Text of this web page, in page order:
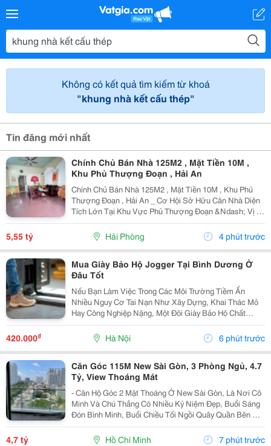
Không có kết quả tìm kiếm từ khoá
"khung nhà kết cấu thép"
Tin đăng mới nhất
Chính Chủ Bán Nhà 125M2 , Mặt Tiền 10M ,
Khu Phủ Thượng Đoạn , Hải An
Chính Chủ Bán Nhà 125M2 , Mặt Tiền 10M , Khu Phủ
Thượng Đoạn , Hải An _ Cơ Hội Sở Hữu Căn Nhà Diện
Tích Lớn Tại Khu Vực Phủ Thượng Đoạn &Ndash; Vị Trí
Đẹp, Ngõ Rộng, Ô Tô Chỉ Cách Nhà Vài Bước Chân.
Phù Hợp An Cư Hoặc Đầu Tư Lâu Dài. * Thông Tin...
5,55 tỷ Hải Phòng 4 phút trước
Mua Giày Bảo Hộ Jogger Tại Bình Dương Ở
Đâu Tốt
Nếu Bạn Làm Việc Trong Các Môi Trường Tiềm Ẩn
Nhiều Nguy Cơ Tai Nạn Như Xây Dựng, Khai Thác Mỏ
Hay Công Nghiệp Nặng, Một Đôi Giày Bảo Hộ Chất
Lượng Là Trang Bị Không Thể Thiếu Để Bảo Vệ Đôi
Chân. Safety Jogger Là Thương Hiệu Giày Bảo Hộ Nổi
Tiếng Với...
420.000₫ Hà Nội 6 phút trước
Căn Góc 115M New Sài Gòn, 3 Phòng Ngủ, 4.7
Tỷ, View Thoáng Mát
- Căn Hộ Góc 2 Mặt Thoáng Ở New Sài Gòn, Là Nơi Cô
Minh Và Chú Thắng Có Nhiều Kỷ Niệm Đẹp, Buổi Sáng
Đón Bình Minh, Buổi Chiều Tối Ngồi Quây Quần Bên Gia
Đình. Nay Chuẩn Bị Sang Ở Căn Biệt Thự Nên Đành
Gửi Gắm Căn Hộ Này Lại Với Giá 4.7 Tỷ - Căn Hộ...
4,7 tỷ Hồ Chí Minh 7 phút trước